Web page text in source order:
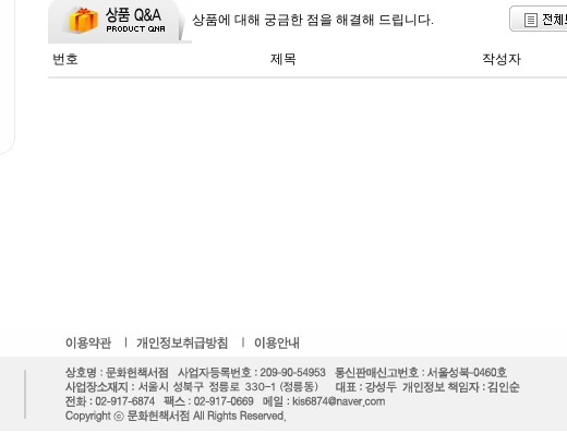
상품에 대해 궁금한 점을 해결해 드립니다.
번호 제목 작성자